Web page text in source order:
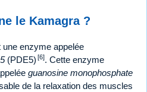
le Kamagra ?
une enzyme appelée
(PDE5) [6]. Cette enzyme
guanosine monophosphate
de la relaxation des muscles